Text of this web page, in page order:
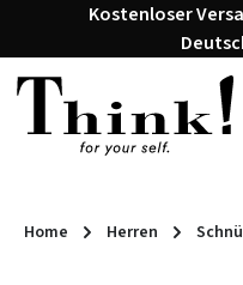
Hauptinhalt springen
Zur Suche springen
Zur Hauptnavigation
Kostenloser
Home Herren